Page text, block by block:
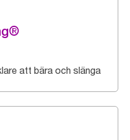
att bära och slänga